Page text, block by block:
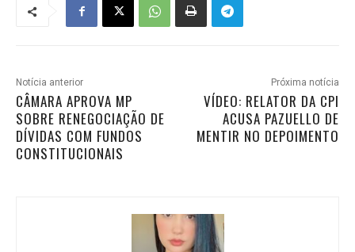
Notícia anterior
CÂMARA APROVA MP
SOBRE RENEGOCIAÇÃO DE
DÍVIDAS COM FUNDOS
CONSTITUCIONAIS
Próxima notícia
VÍDEO: RELATOR DA CPI
ACUSA PAZUELLO DE
MENTIR NO DEPOIMENTO